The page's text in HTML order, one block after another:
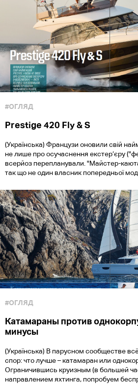
#ОГЛЯД
Prestige 420 Fly & S
(Українська) Французи оновили свій
не лише про осучаснення екстер‘єру
всерйоз перепланували. "Майстер-
так що не один власник попередньої
#ОГЛЯД
Катамараны против
минусы
(Українська) В парусном сообществе
спор: что лучше – катамаран или
Ограничившись круизным (в большей
направлением яхтинга, попробуем